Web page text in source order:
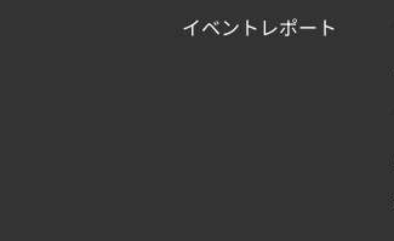
イベントレポート